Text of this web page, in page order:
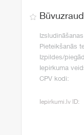
Pieteikšanās
Izpildes/
Iepirkuma
CPV kodi:
Iepirkumi.lv ID: